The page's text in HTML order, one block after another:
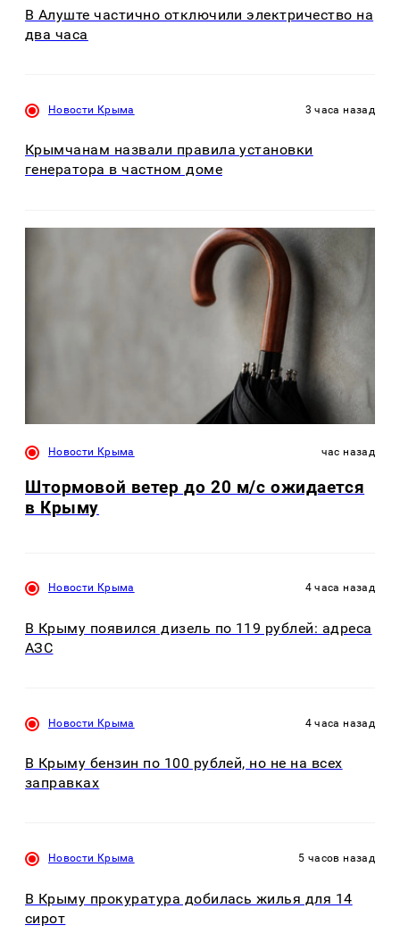
В Алуште частично отключили электричество на
два часа
Новости Крыма 3 часа назад
Крымчанам назвали правила установки
генератора в частном доме
Новости Крыма час назад
Штормовой ветер до 20 м/с ожидается
в Крыму
Новости Крыма 4 часа назад
В Крыму появился дизель по 119 рублей: адреса
АЗС
Новости Крыма 4 часа назад
В Крыму бензин по 100 рублей, но не на всех
заправках
Новости Крыма 5 часов назад
В Крыму прокуратура добилась жилья для 14
сирот